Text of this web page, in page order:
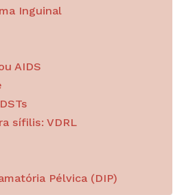
Inguinal
AIDS
sífilis: VDRL
Pélvica (DIP)